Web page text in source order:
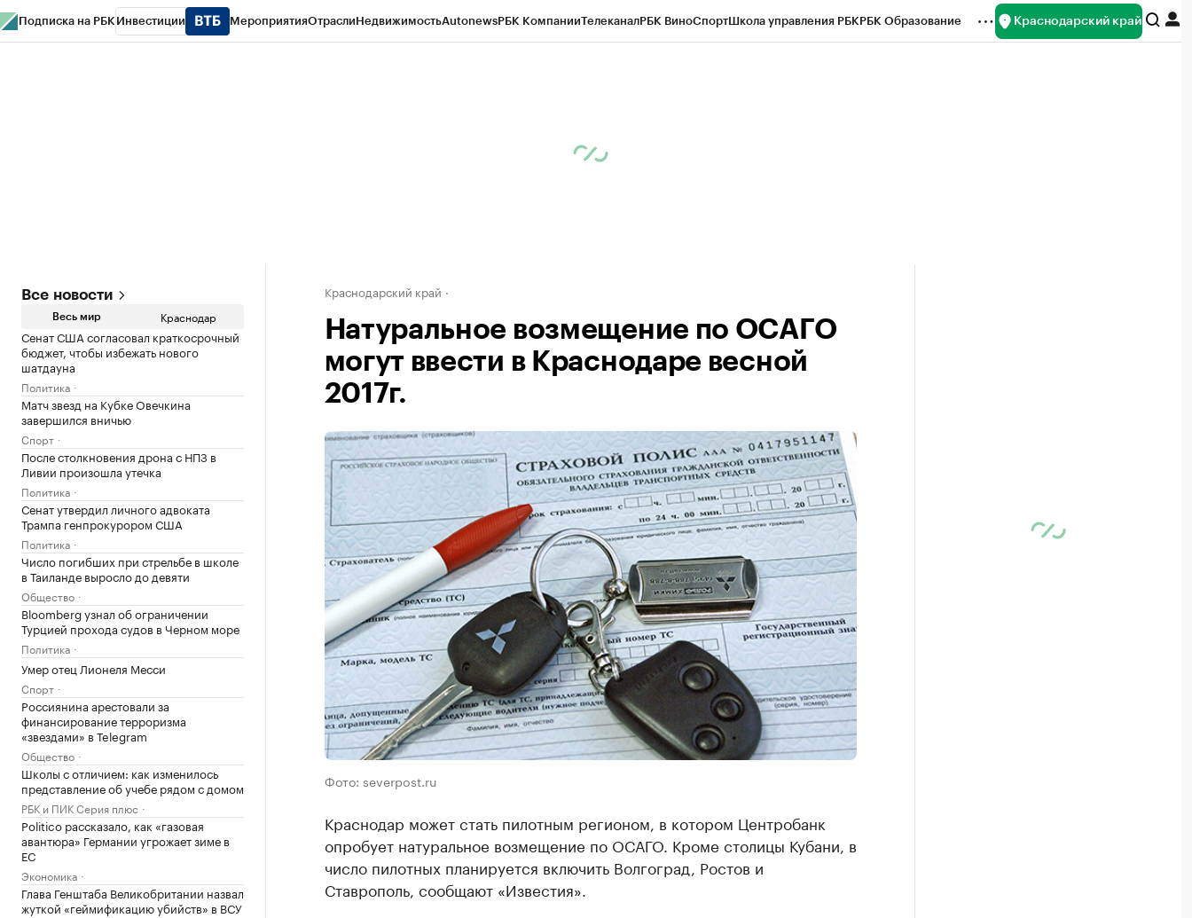
Подписка на РБК Инвестиции МероприятияОтраслиНедвижимостьAutonewsРБК КомпанииТелеканалРБК ВиноСпортШкола управления РБКРБК Образование Краснодарский край
Все новости
Весь мир Краснодар
Сенат США согласовал краткосрочный
бюджет, чтобы избежать нового
шатдауна
Политика
Матч звезд на Кубке Овечкина
завершился вничью
Спорт
После столкновения дрона с НПЗ в
Ливии произошла утечка
Политика
Сенат утвердил личного адвоката
Трампа генпрокурором США
Политика
Число погибших при стрельбе в школе
в Таиланде выросло до девяти
Общество
Bloomberg узнал об ограничении
Турцией прохода судов в Черном море
Политика
Умер отец Лионеля Месси
Спорт
Россиянина арестовали за
финансирование терроризма
«звездами» в Telegram
Общество
Школы с отличием: как изменилось
представление об учебе рядом с домом
РБК и ПИК Серия плюс
Politico рассказало, как «газовая
авантюра» Германии угрожает зиме в
ЕС
Экономика
Глава Генштаба Великобритании назвал
жуткой «геймификацию убийств» в ВСУ
Краснодарский край
Натуральное возмещение по ОСАГО
могут ввести в Краснодаре весной
2017г.
Фото: severpost.ru
Краснодар может стать пилотным регионом, в котором Центробанк
опробует натуральное возмещение по ОСАГО. Кроме столицы Кубани, в
число пилотных планируется включить Волгоград, Ростов и
Ставрополь, сообщают «Известия».